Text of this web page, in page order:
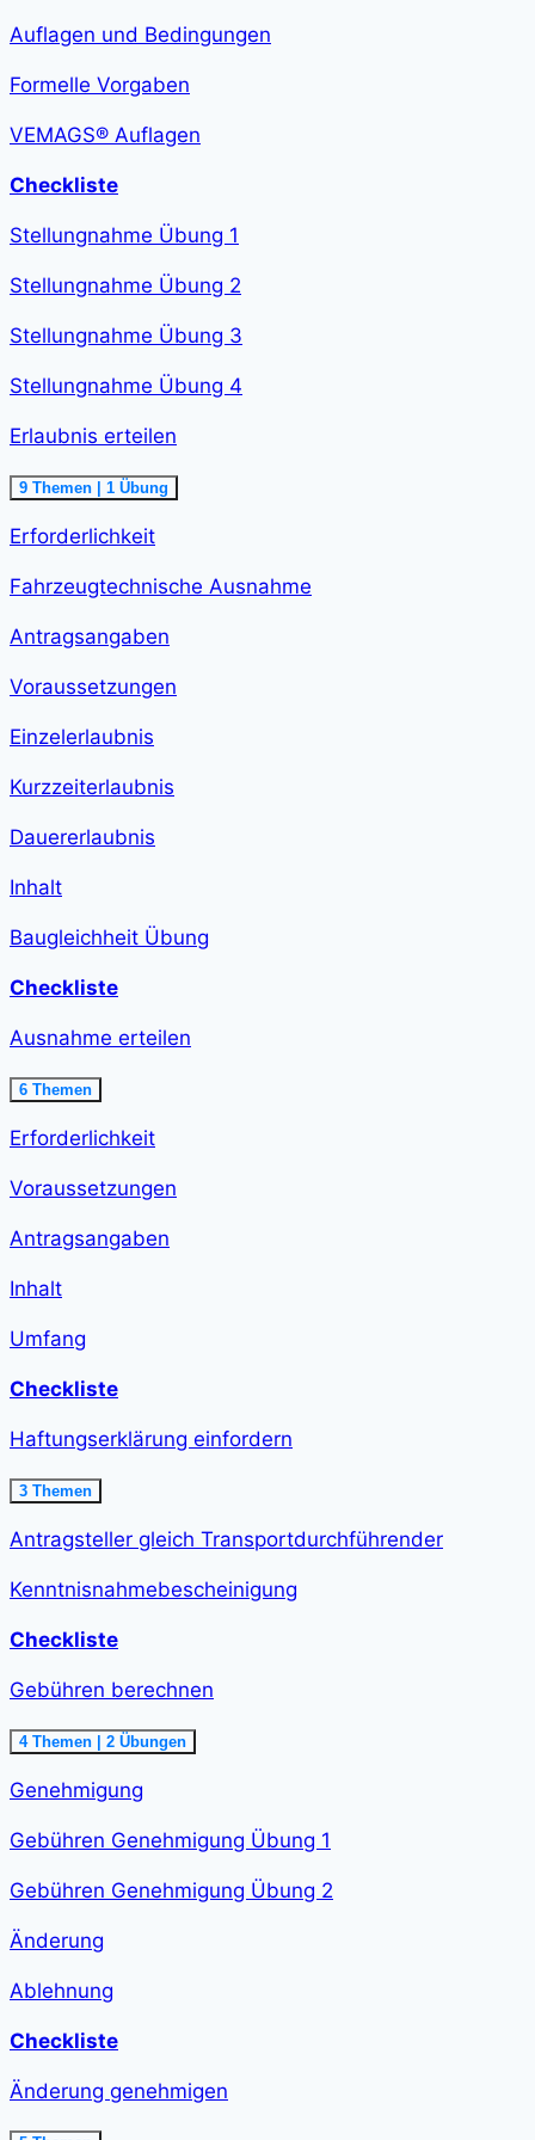
step-
h
36
</span>
Auflagen und Bedingungen
Formelle Vorgaben
VEMAGS® Auflagen
Checkliste
Stellungnahme Übung 1
Stellungnahme Übung 2
Stellungnahme Übung 3
Stellungnahme Übung 4
Erlaubnis erteilen
Ausklappen
Erlaubnis
erteilen<span
step-
h
13
</span>
9 Themen 1 Übung
Erforderlichkeit
Fahrzeugtechnische Ausnahme
Antragsangaben
Voraussetzungen
Einzelerlaubnis
Kurzzeiterlaubnis
Dauererlaubnis
Inhalt
Baugleichheit Übung
Checkliste
Ausnahme erteilen
Ausklappen
Ausnahme
erteilen<span
step-
min
</span>
6 Themen
Erforderlichkeit
Voraussetzungen
Antragsangaben
Inhalt
Umfang
Checkliste
Haftungserklärung einfordern
Ausklappen
Haftungserklärung
einfordern<span
step-
min
</span>
3 Themen
Antragsteller gleich Transportdurchführender
Kenntnisnahmebescheinigung
Checkliste
Gebühren berechnen
Ausklappen
Gebühren
berechnen<span
step-
min
</span>
4 Themen 2 Übungen
Genehmigung
Gebühren Genehmigung Übung 1
Gebühren Genehmigung Übung 2
Änderung
Ablehnung
Checkliste
Änderung genehmigen